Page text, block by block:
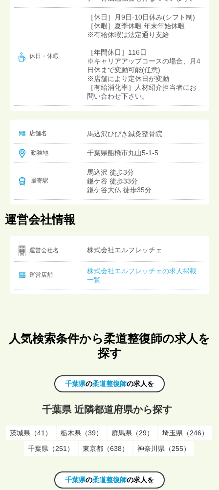
休日・休暇
［休日］月9日-10日休み(シフト制)
［休暇］夏季休暇 年末年始休暇
※有給休暇は法定通り支給
［年間休日］116日
※キャリアアップコースの場合、月4
日休まで変動可能(任意)
※店舗により定休日が変動
［有給消化率］人材紹介担当者にお
問い合わせ下さい。
店舗名 馬込沢ひびき鍼灸整骨院
勤務地 千葉県船橋市丸山5-1-5
最寄駅
馬込沢 徒歩3分
鎌ケ谷 徒歩33分
鎌ケ谷大仏 徒歩35分
運営会社情報
運営会社名 株式会社エルフレッチェ
運営店舗
株式会社エルフレッチェの求人掲載
一覧
人気検索条件から柔道整復師の求人を
探す
千葉県の柔道整復師の求人を
千葉県 近隣都道府県から探す
茨城県（41） 栃木県（39） 群馬県（29）
埼玉県（246）
千葉県（251）
東京都（638） 神奈川県（255）
千葉県の柔道整復師の求人を